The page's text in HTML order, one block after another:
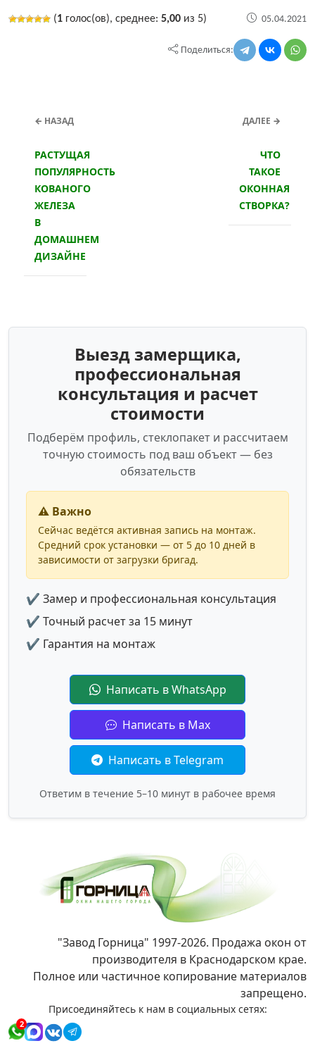
(1 голос(ов), среднее: 5,00 из 5) 05.04.2021
Поделиться:
← НАЗАД
РАСТУЩАЯ
ПОПУЛЯРНОСТЬ
КОВАНОГО
ЖЕЛЕЗА
В
ДОМАШНЕМ
ДИЗАЙНЕ
ДАЛЕЕ →
ЧТО
ТАКОЕ
ОКОННАЯ
СТВОРКА?
Выезд замерщика,
профессиональная
консультация и расчет
стоимости
Подберём профиль, стеклопакет и рассчитаем
точную стоимость под ваш объект — без
обязательств
⚠️ Важно
Сейчас ведётся активная запись на монтаж.
Средний срок установки — от 5 до 10 дней в
зависимости от загрузки бригад.
✔ Замер и профессиональная консультация
✔ Точный расчет за 15 минут
✔ Гарантия на монтаж
Написать в WhatsApp
Написать в Max
Написать в Telegram
Ответим в течение 5–10 минут в рабочее время
"Завод Горница" 1997-2026. Продажа окон от
производителя в Краснодарском крае.
Полное или частичное копирование материалов
запрещено.
Присоединяйтесь к нам в социальных сетях:
2